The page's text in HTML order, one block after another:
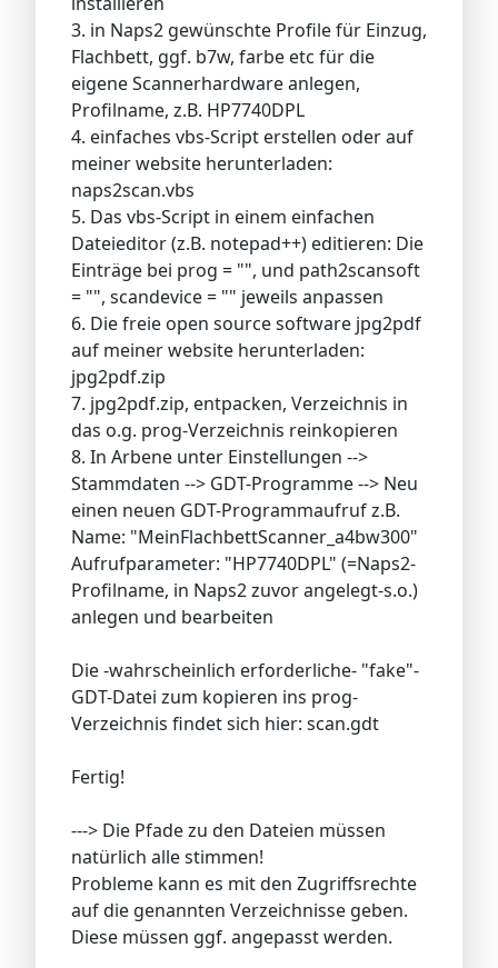
3. in Naps2 gewünschte Profile für Einzug,
Flachbett, ggf. b7w, farbe etc für die
eigene Scannerhardware anlegen,
Profilname, z.B. HP7740DPL
4. einfaches vbs-Script erstellen oder auf
meiner website herunterladen:
naps2scan.vbs
5. Das vbs-Script in einem einfachen
Dateieditor (z.B. notepad++) editieren: Die
Einträge bei prog = "", und path2scansoft
= "", scandevice = "" jeweils anpassen
6. Die freie open source software jpg2pdf
auf meiner website herunterladen:
jpg2pdf.zip
7. jpg2pdf.zip, entpacken, Verzeichnis in
das o.g. prog-Verzeichnis reinkopieren
8. In Arbene unter Einstellungen -->
Stammdaten --> GDT-Programme --> Neu
einen neuen GDT-Programmaufruf z.B.
Name: "MeinFlachbettScanner_a4bw300"
Aufrufparameter: "HP7740DPL" (=Naps2-
Profilname, in Naps2 zuvor angelegt-s.o.)
anlegen und bearbeiten
Die -wahrscheinlich erforderliche- "fake"-
GDT-Datei zum kopieren ins prog-
Verzeichnis findet sich hier: scan.gdt
Fertig!
---> Die Pfade zu den Dateien müssen
natürlich alle stimmen!
Probleme kann es mit den Zugriffsrechte
auf die genannten Verzeichnisse geben.
Diese müssen ggf. angepasst werden.